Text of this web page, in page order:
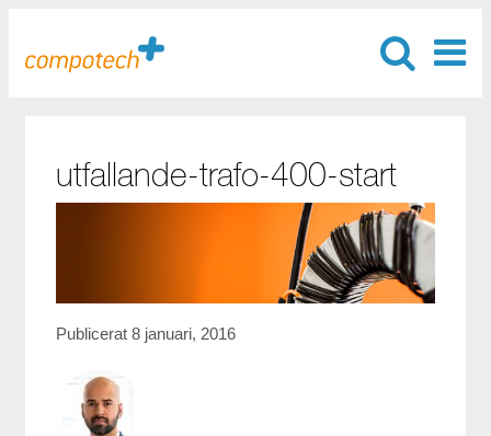
utfallande-trafo-400-start
Publicerat 8 januari, 2016